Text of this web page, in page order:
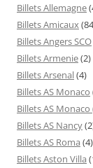
Billets Allemagne
Billets Amicaux
Billets Angers SCO
Billets Armenie(2)
Billets Arsenal(4)
Billets AS Monaco
Billets AS Monaco
Billets AS Nancy
Billets AS Roma (4)
Billets Aston Villa